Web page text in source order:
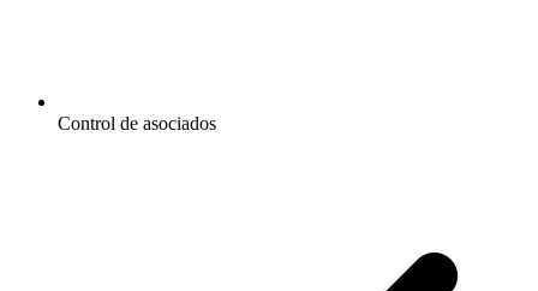
Control de asociados